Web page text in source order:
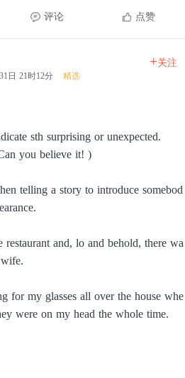
评论 点赞
日 21时12分 精选
+关注
sth surprising or unexpected.
you believe it! )
telling a story to introduce somebod
and, lo and behold, there wa
for my glasses all over the house whe
were on my head the whole time.